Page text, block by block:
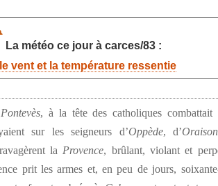
La météo ce jour à carces/83 :
vent et la température ressentie
, à la tête des catholiques combattait
sur les seigneurs d’Oppède, d’Oraison
laProvence, brûlant, violant et
prit les armes et, en peu de jours, soixante-